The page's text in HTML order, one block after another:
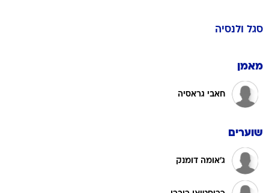
סגל ולנסיה
מאמן
חאבי גראסיה
שוערים
ג'אומה דומנק